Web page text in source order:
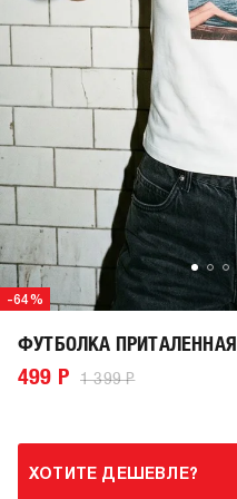
-64%
ФУТБОЛКА
499 Р 1 399 Р
ХОТИТЕ ДЕШЕВЛЕ?